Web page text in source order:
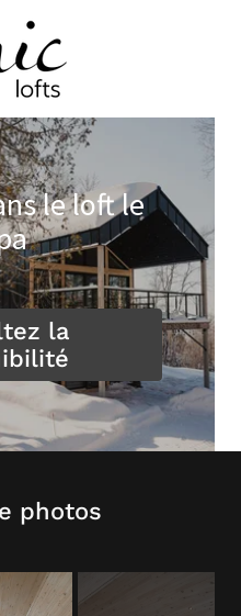
le loft le
la
photos